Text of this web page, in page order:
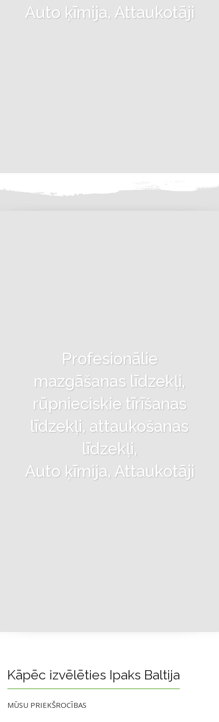
Auto ķīmija, Attaukotāji
Profesionālie
mazgāšanas līdzekļi,
rūpnieciskie tīrīšanas
līdzekļi, attaukošanas
līdzekļi,
Auto ķīmija, Attaukotāji
Kāpēc izvēlēties Ipaks Baltija
MŪSU PRIEKŠROCĪBAS